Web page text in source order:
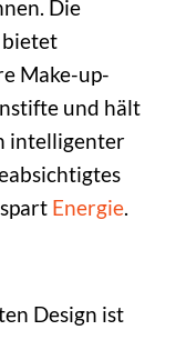
Die
Make-up-
und hält
intelligenter
Energie.
Design ist